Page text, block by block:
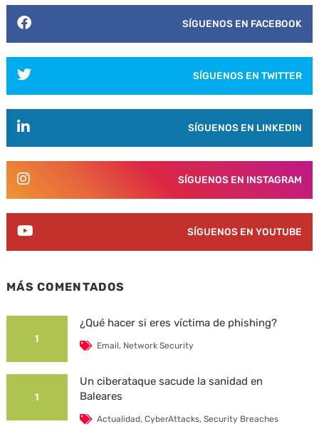
SÍGUENOS EN FACEBOOK
SÍGUENOS EN TWITTER
SÍGUENOS EN LINKEDIN
SÍGUENOS EN INSTAGRAM
SÍGUENOS EN YOUTUBE
MÁS COMENTADOS
1
¿Qué hacer si eres víctima de phishing?
Email, Network Security
1
Un ciberataque sacude la sanidad en
Baleares
Actualidad,CyberAttacks,Security Breaches